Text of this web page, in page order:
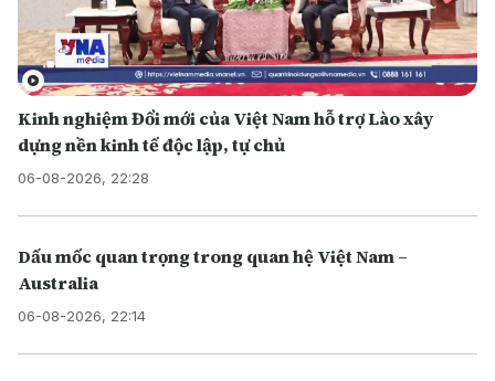
Kinh nghiệm Đổi mới của Việt Nam hỗ trợ Lào xây
dựng nền kinh tế độc lập, tự chủ
06-08-2026, 22:28
Dấu mốc quan trọng trong quan hệ Việt Nam –
Australia
06-08-2026, 22:14